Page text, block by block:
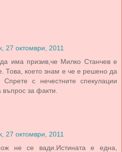
27 октомври, 2011
има призив,че Милко Станчев е
Това, което знам е че е решено да
Спрете с нечестните спекулации
въпрос за факти.
27 октомври, 2011
не се вади.Истината е една,